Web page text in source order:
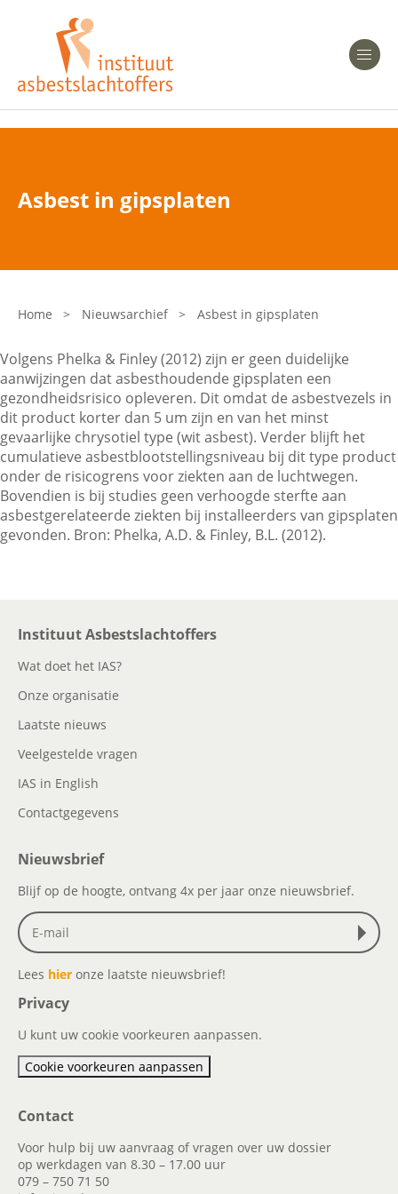
Heeft u Mesothelioom?
Heeft u Asbestose?
Bent u arts?
Asbest en Gezondheid
Laatste nieuws
Veelgestelde vragen
Contactgegevens
Zoeken
Asbest in gipsplaten
Home > Nieuwsarchief > Asbest in gipsplaten
Volgens Phelka & Finley (2012) zijn er geen duidelijke
aanwijzingen dat asbesthoudende gipsplaten een
gezondheidsrisico opleveren. Dit omdat de asbestvezels in
dit product korter dan 5 um zijn en van het minst
gevaarlijke chrysotiel type (wit asbest). Verder blijft het
cumulatieve asbestblootstellingsniveau bij dit type product
onder de risicogrens voor ziekten aan de luchtwegen.
Bovendien is bij studies geen verhoogde sterfte aan
asbestgerelateerde ziekten bij installeerders van gipsplaten
gevonden. Bron: Phelka, A.D. & Finley, B.L. (2012).
Instituut Asbestslachtoffers
Wat doet het IAS?
Onze organisatie
Laatste nieuws
Veelgestelde vragen
IAS in English
Contactgegevens
Nieuwsbrief
Blijf op de hoogte, ontvang 4x per jaar onze nieuwsbrief.
Lees hier onze laatste nieuwsbrief!
Privacy
U kunt uw cookie voorkeuren aanpassen.
Cookie voorkeuren aanpassen
Contact
Voor hulp bij uw aanvraag of vragen over uw dossier
op werkdagen van 8.30 – 17.00 uur
079 – 750 71 50